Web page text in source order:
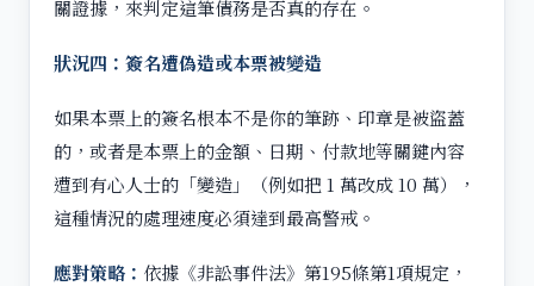
關證據，來判定這筆債務是否真的存在。
狀況四：簽名遭偽造或本票被變造
如果本票上的簽名根本不是你的筆跡、印章是被盜蓋
的，或者是本票上的金額、日期、付款地等關鍵內容
遭到有心人士的「變造」（例如把 1 萬改成 10 萬），
這種情況的處理速度必須達到最高警戒。
應對策略： 依據《非訟事件法》第195條第1項規定，